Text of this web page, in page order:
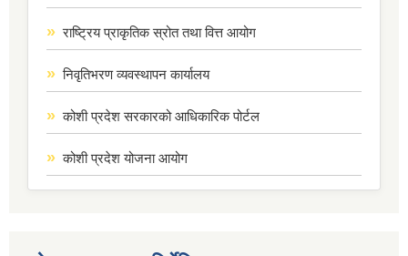
राष्ट्रिय प्राकृतिक स्रोत तथा वित्त आयोग
निवृतिभरण व्यवस्थापन कार्यालय
कोशी प्रदेश सरकारको आधिकारिक पोर्टल
कोशी प्रदेश योजना आयोग